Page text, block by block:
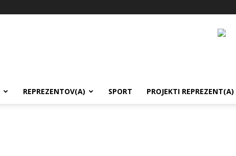
REPREZENTOV(A) SPORT PROJEKTI REPREZENT(A)